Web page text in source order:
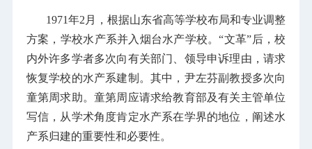
1971年2月，根据山东省高等学校布局和专业调整
方案，学校水产系并入烟台水产学校。“文革”后，校
内外许多学者多次向有关部门、领导申诉理由，请求
恢复学校的水产系建制。其中，尹左芬副教授多次向
童第周求助。童第周应请求给教育部及有关主管单位
写信，从学术角度肯定水产系在学界的地位，阐述水
产系归建的重要性和必要性。